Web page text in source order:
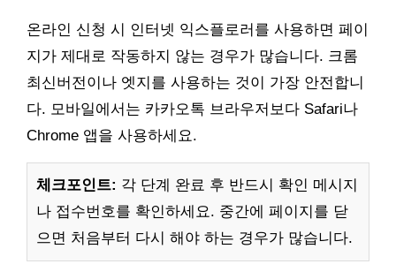
온라인 신청 시 인터넷 익스플로러를 사용하면 페이
지가 제대로 작동하지 않는 경우가 많습니다. 크롬
최신버전이나 엣지를 사용하는 것이 가장 안전합니
다. 모바일에서는 카카오톡 브라우저보다 Safari나
Chrome 앱을 사용하세요.
체크포인트: 각 단계 완료 후 반드시 확인 메시지
나 접수번호를 확인하세요. 중간에 페이지를 닫
으면 처음부터 다시 해야 하는 경우가 많습니다.